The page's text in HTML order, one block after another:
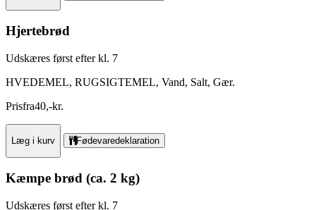
Hjertebrød
Udskæres først efter kl. 7
HVEDEMEL, RUGSIGTEMEL, Vand, Salt, Gær.
Prisfra40,-kr.
Læg i kurv Fødevaredeklaration
Kæmpe brød (ca. 2 kg)
Udskæres først efter kl. 7